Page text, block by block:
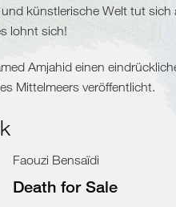
künstlerische Welt tut sich
lohnt sich!
Amjahid einen
Mittelmeers veröffentlicht.
Faouzi Bensaïdi
Death for Sale